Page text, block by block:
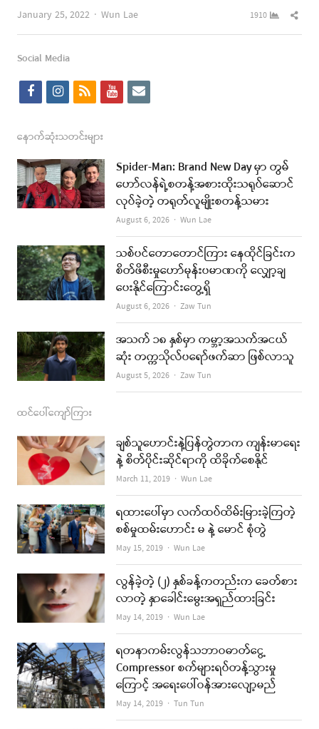
January 25, 2022
Author
Wun Lae 1910
Social Media
f
c
e
b
o
k
i
s
t
a
g
a
m
r
s
y
t
u
b
e
e
i
l
နောက်ဆုံးသတင်းများ
Spider-Man: Brand New Day မှာ တွမ်
ဟော်လန်ရဲ့စတန့်အစားထိုးသရုပ်ဆောင်
လုပ်ခဲ့တဲ့ တရုတ်လူမျိုးစတန့်သမား
August 6, 2026 Author
Wun Lae
သစ်ပင်တောတောင်ကြား နေထိုင်ခြင်းက
စိတ်ဖိစီးမှုဟော်မုန်းပမာဏကို လျှော့ချ
ပေးနိုင်ကြောင်းတွေ့ရှိ
August 6, 2026 Author
Zaw Tun
အသက် ၁၈ နှစ်မှာ ကမ္ဘာ့အသက်အငယ်
ဆုံး တက္ကသိုလ်ပရော်ဖက်ဆာ ဖြစ်လာသူ
August 5, 2026 Author
Zaw Tun
ထင်ပေါ်ကျော်ကြား
ချစ်သူဟောင်းနဲ့ပြန်တွဲတာက ကျန်းမာရေး
နဲ့ စိတ်ပိုင်းဆိုင်ရာကို ထိခိုက်စေနိုင်
March 11, 2019 Author
Wun Lae
ရထားပေါ်မှာ လက်ထပ်ထိမ်းမြားခဲ့ကြတဲ့
စစ်မှုထမ်းဟောင်း မ နဲ့ မောင် စုံတွဲ
May 15, 2019 Author
Wun Lae
လွန်ခဲ့တဲ့ (၂) နှစ်ခန့်ကတည်းက ခေတ်စား
လာတဲ့ နှာခေါင်းမွေးအရှည်ထားခြင်း
May 14, 2019 Author
Wun Lae
ရတနာကမ်းလွန်သဘာဝဓာတ်ငွေ့
Compressor စက်များရပ်တန့်သွားမှု
ကြောင့် အရေးပေါ်ဝန်အားလျော့မည်
May 14, 2019 Author
Tun Tun